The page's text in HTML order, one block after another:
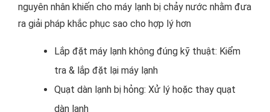
nguyên nhân khiến cho máy lạnh bị chảy nước nhằm đưa
ra giải pháp khắc phục sao cho hợp lý hơn
Lắp đặt máy lạnh không đúng kỹ thuật: Kiểm
tra & lắp đặt lại máy lạnh
Quạt dàn lạnh bị hỏng: Xử lý hoặc thay quạt
dàn lạnh